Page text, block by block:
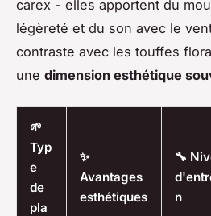
carex - elles apportent du
légèreté et du son avec le
contraste avec les touffes
une dimension esthétique
🌱
Typ
e
de
pla
✨
Avantages
esthétiques
🔧
n